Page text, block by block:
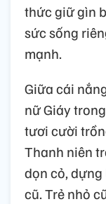
thức giữ gìn
sức sống
mạnh.
Giữa cái
nữ Giáy
tươi cười
Thanh niên
dọn cỏ,
cũ. Trẻ nhỏ